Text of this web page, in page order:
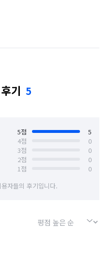
기 5
5점
5
4점
0
3점
0
2점
0
1점
0
자들의 후기입니다.